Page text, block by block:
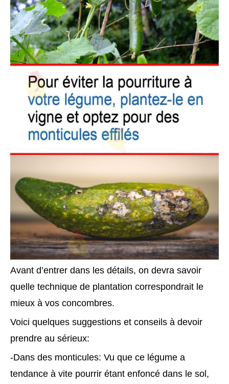
Avant d’entrer dans les détails, on devra savoir
quelle technique de plantation correspondrait le
mieux à vos concombres.
Voici quelques suggestions et conseils à devoir
prendre au sérieux:
-Dans des monticules: Vu que ce légume a
tendance à vite pourrir étant enfoncé dans le sol,